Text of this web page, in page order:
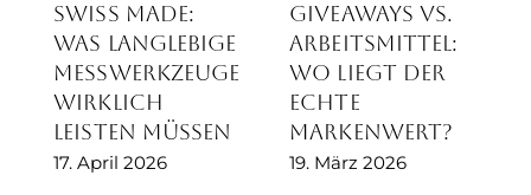
Swiss Made:
Was langlebige
Messwerkzeuge
wirklich
leisten müssen
17. April 2026
Giveaways vs.
Arbeitsmittel:
Wo liegt der
echte
Markenwert?
19. März 2026